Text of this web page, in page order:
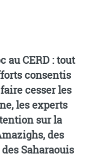
au CERD : tout
consentis
cesser les
les experts
sur la
des
Saharaouis